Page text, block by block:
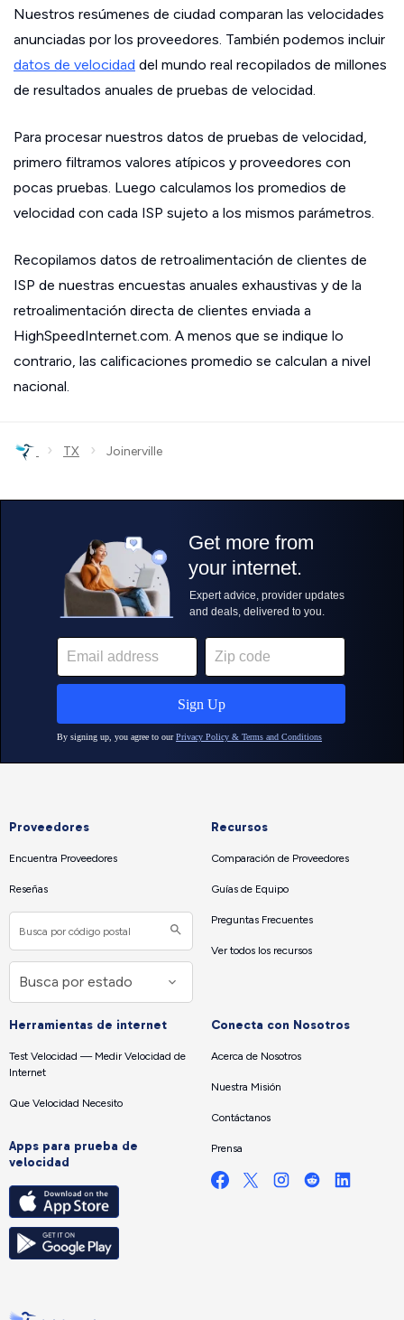
Nuestros resúmenes de ciudad comparan las velocidades
anunciadas por los proveedores. También podemos incluir
datos de velocidad del mundo real recopilados de millones
de resultados anuales de pruebas de velocidad.
Para procesar nuestros datos de pruebas de velocidad,
primero filtramos valores atípicos y proveedores con
pocas pruebas. Luego calculamos los promedios de
velocidad con cada ISP sujeto a los mismos parámetros.
Recopilamos datos de retroalimentación de clientes de
ISP de nuestras encuestas anuales exhaustivas y de la
retroalimentación directa de clientes enviada a
HighSpeedInternet.com. A menos que se indique lo
contrario, las calificaciones promedio se calculan a nivel
nacional.
› TX › Joinerville
Proveedores
Encuentra Proveedores
Reseñas
Recursos
Comparación de Proveedores
Guías de Equipo
Preguntas Frecuentes
Ver todos los recursos
Herramientas de internet
Test Velocidad — Medir Velocidad de
Internet
Que Velocidad Necesito
Apps para prueba de
velocidad
Conecta con Nosotros
Acerca de Nosotros
Nuestra Misión
Contáctanos
Prensa